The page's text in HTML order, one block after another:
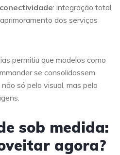
: integração total
dos serviços
permitiu que modelos como
se consolidassem
só pelo visual, mas pelo
sob medida:
agora?